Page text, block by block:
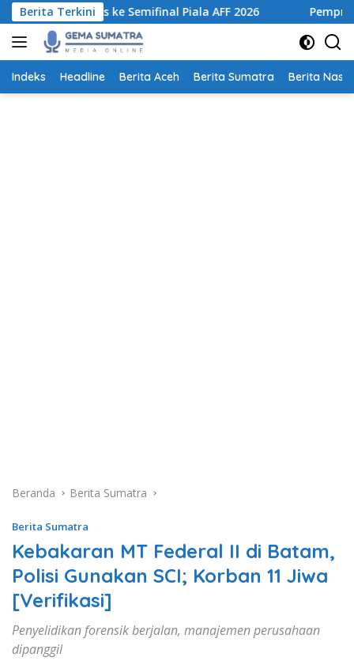
Langsung
ke
konten
Berita Terkini
ke Semifinal Piala AFF 2026 Pemprov Sumut
Indeks Headline Berita Aceh Berita Sumatra Berita
Beranda Berita Sumatra
Berita Sumatra
Kebakaran MT Federal II di Batam,
Polisi Gunakan SCI; Korban 11 Jiwa
[Verifikasi]
Penyelidikan forensik berjalan, manajemen perusahaan
dipanggil